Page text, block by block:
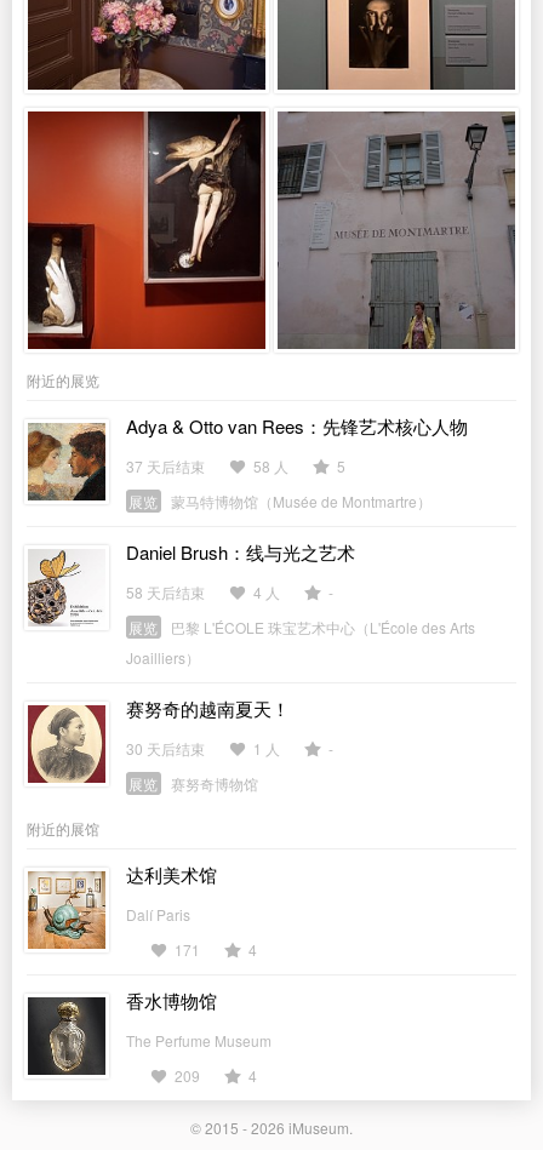
附近的展览
Adya & Otto van Rees：先锋艺术核心人物
37 天后结束 58 人
5
展览
蒙马特博物馆（Musée de Montmartre）
Daniel Brush：线与光之艺术
58 天后结束 4 人
-
展览
巴黎 L'ÉCOLE 珠宝艺术中心（L'École des Arts
Joailliers）
赛努奇的越南夏天！
30 天后结束 1 人
-
展览
赛努奇博物馆
附近的展馆
达利美术馆
Dalí Paris
171
4
香水博物馆
The Perfume Museum
209
4
© 2015 - 2026 iMuseum